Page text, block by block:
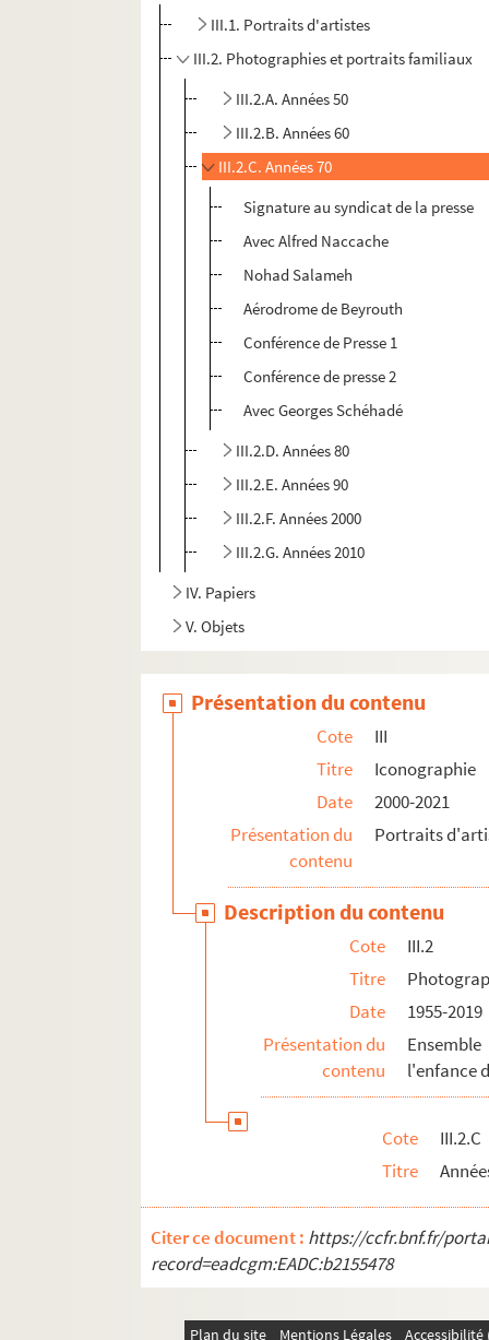
III.1. Portraits d'artistes
III.2. Photographies et portraits familiaux
III.2.A. Années 50
III.2.B. Années 60
III.2.C. Années 70
Signature au syndicat de la presse
Avec Alfred Naccache
Nohad Salameh
Aérodrome de Beyrouth
Conférence de Presse 1
Conférence de presse 2
Avec Georges Schéhadé
III.2.D. Années 80
III.2.E. Années 90
III.2.F. Années 2000
III.2.G. Années 2010
IV. Papiers
V. Objets
Présentation du contenu
Cote
III
Titre
Iconographie
Date
2000-2021
Présentation du
contenu
Portraits
Description du contenu
Cote
III.2
Titre
Date
1955-2019
Présentation du
contenu
l'enfance
Cote
III.2.C
Titre
Citer ce document : https://ccfr.bnf.fr/
record=eadcgm:EADC:b2155478
Plan du site Mentions Légales